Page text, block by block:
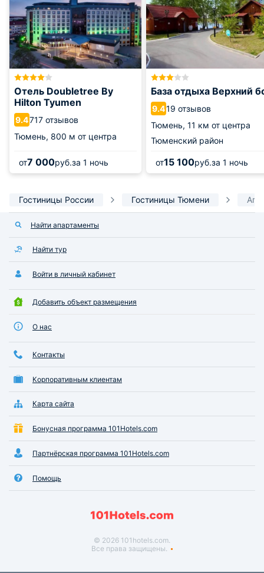
Отель Doubletree By
Hilton Tyumen
9.4717 отзывов
Тюмень, 800 м от центра
от7 000руб.за 1 ночь
База отдыха Верхний
9.419 отзывов
Тюмень, 11 км от центра
Тюменский район
от15 100руб.за 1 ночь
Гостиницы России Гостиницы Тюмени
Найти апартаменты
Найти тур
Войти в личный кабинет
Добавить объект размещения
О нас
Контакты
Корпоративным клиентам
Карта сайта
Бонусная программа 101Hotels.com
Партнёрская программа 101Hotels.com
Помощь
© 2026 101hotels.com.
Все права защищены.